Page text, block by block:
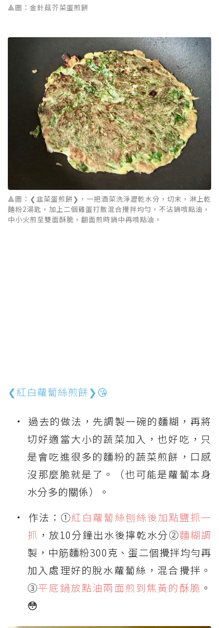
🔺圖：金針菇芥菜蛋煎餅
🔺圖：❮韭菜蛋煎餅❯，一把酒菜洗淨瀝乾水分，切末，淋上乾
麵粉2湯匙，加上二個雞蛋打散混合攪拌均勻，不沾鍋噴點油，
中小火煎至雙面酥脆，翻面煎時鍋中再噴點油。
❮紅白蘿蔔絲煎餅❯😘
過去的做法，先調製一碗的麵糊，再將
切好適當大小的蔬菜加入，也好吃，只
是會吃進很多的麵粉的蔬菜煎餅，口感
沒那麼脆就是了。（也可能是蘿蔔本身
水分多的關係）。
作法：①紅白蘿蔔絲刨絲後加點鹽抓一
抓 ，放10分鐘出水後擰乾水分②麵糊調
製，中筋麵粉300克、蛋二個攪拌均勻再
加入處理好的脫水蘿蔔絲，混合攪拌。
③平底鍋放點油兩面煎到焦黃的酥脆 。
😳